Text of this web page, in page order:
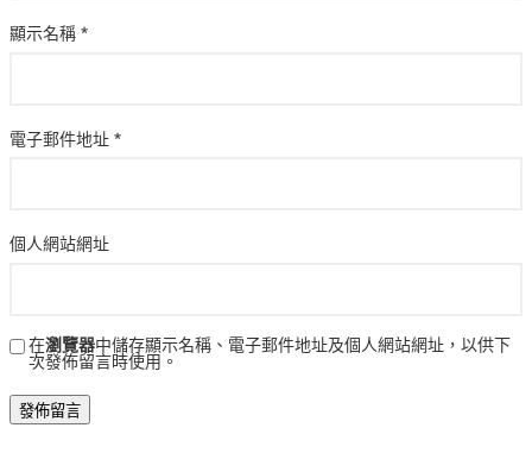
顯示名稱 *
電子郵件地址 *
個人網站網址
在瀏覽器中儲存顯示名稱、電子郵件地址及個人網站網址，以供下
次發佈留言時使用。